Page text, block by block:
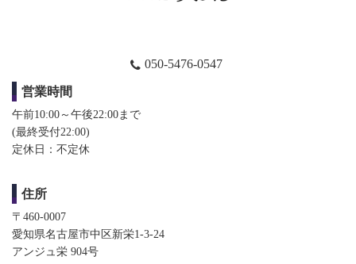
050-5476-0547
営業時間
午前10:00～午後22:00まで
(最終受付22:00)​​
定休日：不定休
住所
〒460-0007
愛知県名古屋市中区新栄1-3-24
アンジュ栄 904号